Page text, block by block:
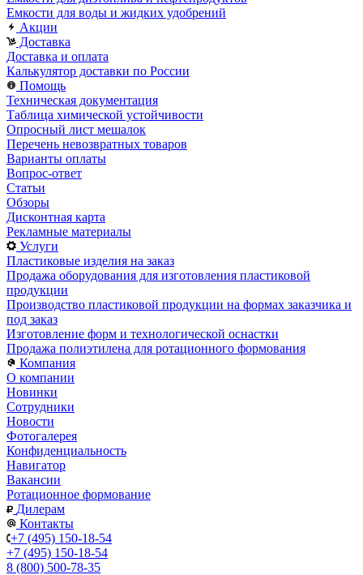
Емкости для воды и жидких удобрений
Акции
Доставка
Доставка и оплата
Калькулятор доставки по России
Помощь
Техническая документация
Таблица химической устойчивости
Опросный лист мешалок
Перечень невозвратных товаров
Варианты оплаты
Вопрос-ответ
Статьи
Обзоры
Дисконтная карта
Рекламные материалы
Услуги
Пластиковые изделия на заказ
Продажа оборудования для изготовления пластиковой
продукции
Производство пластиковой продукции на формах заказчика и
под заказ
Изготовление форм и технологической оснастки
Продажа полиэтилена для ротационного формования
Компания
О компании
Новинки
Сотрудники
Новости
Фотогалерея
Конфиденциальность
Навигатор
Вакансии
Ротационное формование
Дилерам
Контакты
+7 (495) 150-18-54
+7 (495) 150-18-54
8 (800) 500-78-35